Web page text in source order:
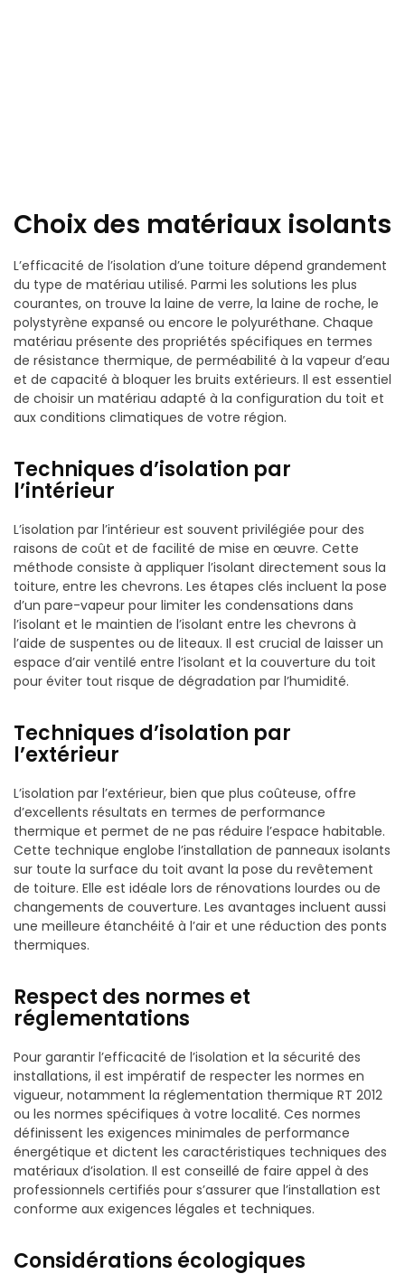
Choix des matériaux isolants
L’efficacité de l’isolation d’une toiture dépend grandement
du type de matériau utilisé. Parmi les solutions les plus
courantes, on trouve la laine de verre, la laine de roche, le
polystyrène expansé ou encore le polyuréthane. Chaque
matériau présente des propriétés spécifiques en termes
de résistance thermique, de perméabilité à la vapeur d’eau
et de capacité à bloquer les bruits extérieurs. Il est essentiel
de choisir un matériau adapté à la configuration du toit et
aux conditions climatiques de votre région.
Techniques d’isolation par
l’intérieur
L’isolation par l’intérieur est souvent privilégiée pour des
raisons de coût et de facilité de mise en œuvre. Cette
méthode consiste à appliquer l’isolant directement sous la
toiture, entre les chevrons. Les étapes clés incluent la pose
d’un pare-vapeur pour limiter les condensations dans
l’isolant et le maintien de l’isolant entre les chevrons à
l’aide de suspentes ou de liteaux. Il est crucial de laisser un
espace d’air ventilé entre l’isolant et la couverture du toit
pour éviter tout risque de dégradation par l’humidité.
Techniques d’isolation par
l’extérieur
L’isolation par l’extérieur, bien que plus coûteuse, offre
d’excellents résultats en termes de performance
thermique et permet de ne pas réduire l’espace habitable.
Cette technique englobe l’installation de panneaux isolants
sur toute la surface du toit avant la pose du revêtement
de toiture. Elle est idéale lors de rénovations lourdes ou de
changements de couverture. Les avantages incluent aussi
une meilleure étanchéité à l’air et une réduction des ponts
thermiques.
Respect des normes et
réglementations
Pour garantir l’efficacité de l’isolation et la sécurité des
installations, il est impératif de respecter les normes en
vigueur, notamment la réglementation thermique RT 2012
ou les normes spécifiques à votre localité. Ces normes
définissent les exigences minimales de performance
énergétique et dictent les caractéristiques techniques des
matériaux d’isolation. Il est conseillé de faire appel à des
professionnels certifiés pour s’assurer que l’installation est
conforme aux exigences légales et techniques.
Considérations écologiques